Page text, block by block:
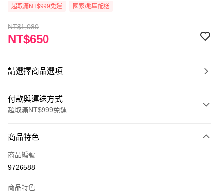
超取滿NT$999免運 國家/地區配送
NT$1,080
NT$650
請選擇商品選項
付款與運送方式
超取滿NT$999免運
信用卡一次付款
超商取貨付款
商品特色
商品編號
9726588
商品特色